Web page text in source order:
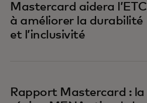
Mastercard aidera l’ETC
à améliorer la durabilité
et l’inclusivité
s’ouvre dans un nouvel onglet
Rapport Mastercard : la